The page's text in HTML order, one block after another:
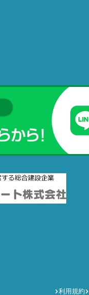
利用規約